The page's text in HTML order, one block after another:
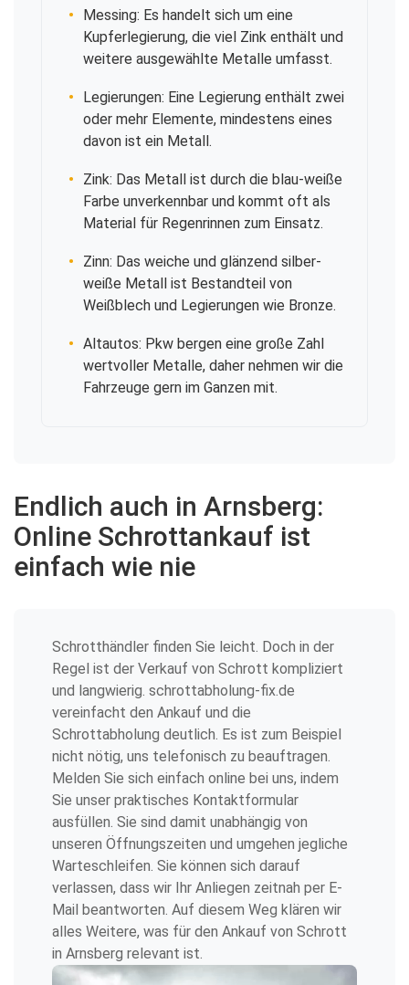
Messing: Es handelt sich um eine
Kupferlegierung, die viel Zink enthält und
weitere ausgewählte Metalle umfasst.
Legierungen: Eine Legierung enthält zwei
oder mehr Elemente, mindestens eines
davon ist ein Metall.
Zink: Das Metall ist durch die blau-weiße
Farbe unverkennbar und kommt oft als
Material für Regenrinnen zum Einsatz.
Zinn: Das weiche und glänzend silber-
weiße Metall ist Bestandteil von
Weißblech und Legierungen wie Bronze.
Altautos: Pkw bergen eine große Zahl
wertvoller Metalle, daher nehmen wir die
Fahrzeuge gern im Ganzen mit.
Endlich auch in Arnsberg:
Online Schrottankauf ist
einfach wie nie
Schrotthändler finden Sie leicht. Doch in der
Regel ist der Verkauf von Schrott kompliziert
und langwierig. schrottabholung-fix.de
vereinfacht den Ankauf und die
Schrottabholung deutlich. Es ist zum Beispiel
nicht nötig, uns telefonisch zu beauftragen.
Melden Sie sich einfach online bei uns, indem
Sie unser praktisches Kontaktformular
ausfüllen. Sie sind damit unabhängig von
unseren Öffnungszeiten und umgehen jegliche
Warteschleifen. Sie können sich darauf
verlassen, dass wir Ihr Anliegen zeitnah per E-
Mail beantworten. Auf diesem Weg klären wir
alles Weitere, was für den Ankauf von Schrott
in Arnsberg relevant ist.